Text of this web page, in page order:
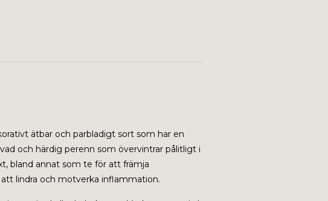
ätbar och parbladigt sort som har en
och härdig perenn som övervintrar pålitligt i
bland annat som te för att främja
lindra och motverka inflammation.